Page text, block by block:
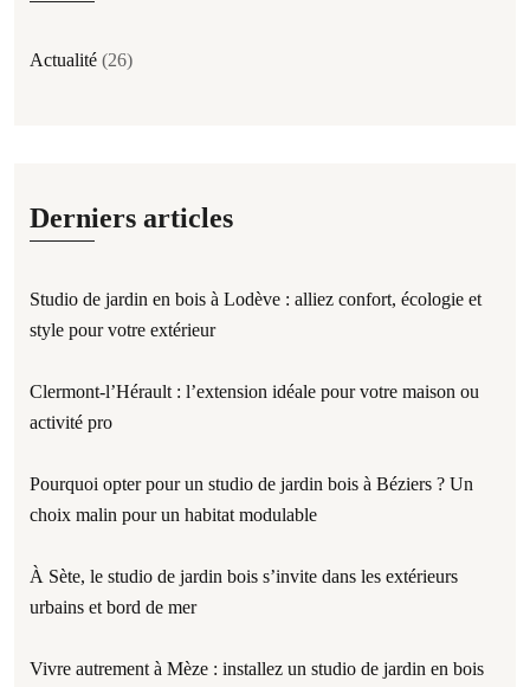
Actualité (26)
Derniers articles
Studio de jardin en bois à Lodève : alliez confort, écologie et
style pour votre extérieur
Clermont-l’Hérault : l’extension idéale pour votre maison ou
activité pro
Pourquoi opter pour un studio de jardin bois à Béziers ? Un
choix malin pour un habitat modulable
À Sète, le studio de jardin bois s’invite dans les extérieurs
urbains et bord de mer
Vivre autrement à Mèze : installez un studio de jardin en bois